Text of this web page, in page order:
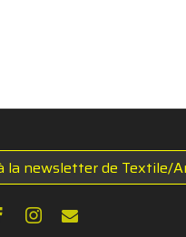
la newsletter de Textile/